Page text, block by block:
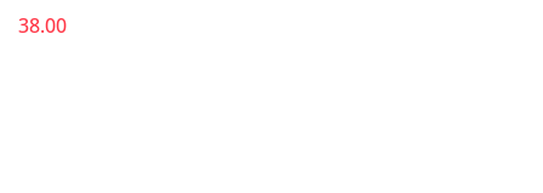
38.00